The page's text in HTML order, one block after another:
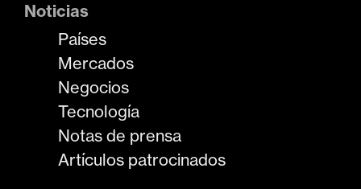
Noticias
Países
Mercados
Negocios
Tecnología
Notas de prensa
Artículos patrocinados